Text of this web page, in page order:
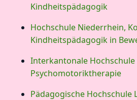
Kindheitspädagogik
Hochschule Niederrhein,
Kindheitspädagogik in
Interkantonale
Psychomotoriktherapie
Pädagogische Hochschule